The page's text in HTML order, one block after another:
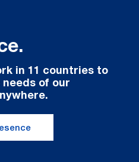
in 11 countries to
of our